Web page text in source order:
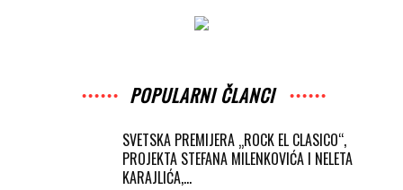
POPULARNI ČLANCI
SVETSKA PREMIJERA „ROCK EL CLASICO“,
PROJEKTA STEFANA MILENKOVIĆA I NELETA
KARAJLIĆA,...